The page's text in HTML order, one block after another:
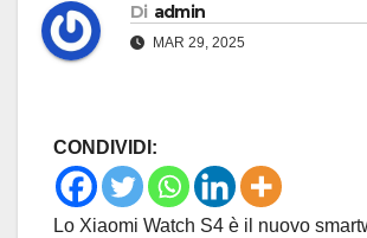
Di admin
MAR 29, 2025
CONDIVIDI:
Lo Xiaomi Watch S4 è il nuovo